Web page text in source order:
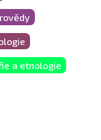
a etnologie